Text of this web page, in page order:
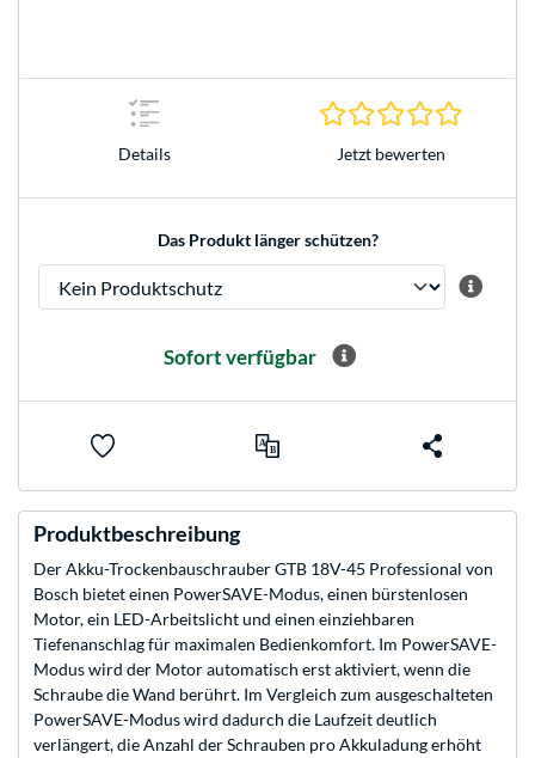
Details Jetzt bewerten
Das Produkt länger schützen?
Sofort verfügbar
Produktbeschreibung
Der Akku-Trockenbauschrauber GTB 18V-45 Professional von
Bosch bietet einen PowerSAVE-Modus, einen bürstenlosen
Motor, ein LED-Arbeitslicht und einen einziehbaren
Tiefenanschlag für maximalen Bedienkomfort. Im PowerSAVE-
Modus wird der Motor automatisch erst aktiviert, wenn die
Schraube die Wand berührt. Im Vergleich zum ausgeschalteten
PowerSAVE-Modus wird dadurch die Laufzeit deutlich
verlängert, die Anzahl der Schrauben pro Akkuladung erhöht